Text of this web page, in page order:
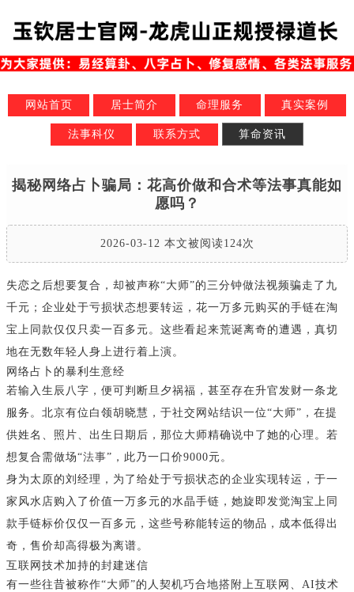
网站首页 居士简介 命理服务 真实案例
法事科仪 联系方式 算命资讯
揭秘网络占卜骗局：花高价做和合术等法事真能如
愿吗？
2026-03-12 本文被阅读124次
失恋之后想要复合，却被声称“大师”的三分钟做法视频骗走了九
千元；企业处于亏损状态想要转运，花一万多元购买的手链在淘
宝上同款仅仅只卖一百多元。这些看起来荒诞离奇的遭遇，真切
地在无数年轻人身上进行着上演。
网络占卜的暴利生意经
若输入生辰八字，便可判断旦夕祸福，甚至存在升官发财一条龙
服务。北京有位白领胡晓慧，于社交网站结识一位“大师”，在提
供姓名、照片、出生日期后，那位大师精确说中了她的心理。若
想复合需做场“法事”，此乃一口价9000元。
身为太原的刘经理，为了给处于亏损状态的企业实现转运，于一
家风水店购入了价值一万多元的水晶手链，她旋即发觉淘宝上同
款手链标价仅仅一百多元，这些号称能转运的物品，成本低得出
奇，售价却高得极为离谱。
互联网技术加持的封建迷信
有一些往昔被称作“大师”的人契机巧合地搭附上互联网、AI技术